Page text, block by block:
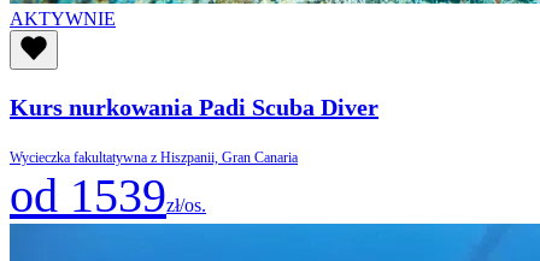
AKTYWNIE
Kurs nurkowania Padi Scuba Diver
Wycieczka fakultatywna z Hiszpanii, Gran Canaria
od 1539zł/os.